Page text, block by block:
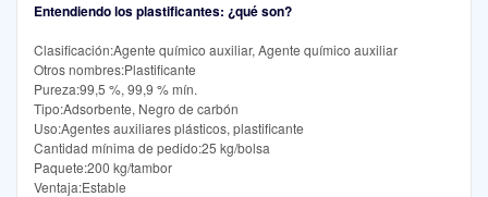
Entendiendo los plastificantes: ¿qué son?
Clasificación:Agente químico auxiliar, Agente químico auxiliar
Otros nombres:Plastificante
Pureza:99,5 %, 99,9 % mín.
Tipo:Adsorbente, Negro de carbón
Uso:Agentes auxiliares plásticos, plastificante
Cantidad mínima de pedido:25 kg/bolsa
Paquete:200 kg/tambor
Ventaja:Estable